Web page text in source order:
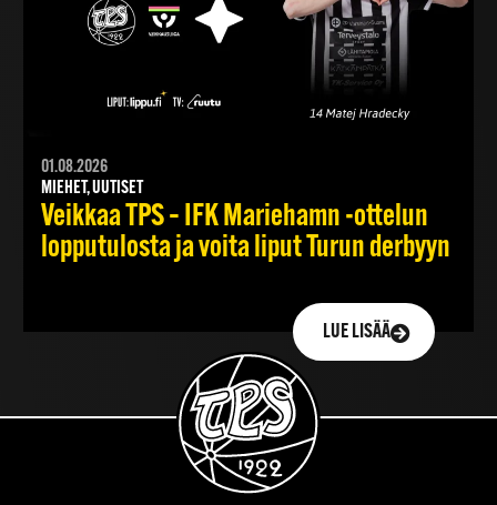
01.08.2026
MIEHET, UUTISET
Veikkaa TPS – IFK Mariehamn -ottelun
lopputulosta ja voita liput Turun derbyyn
LUE LISÄÄ